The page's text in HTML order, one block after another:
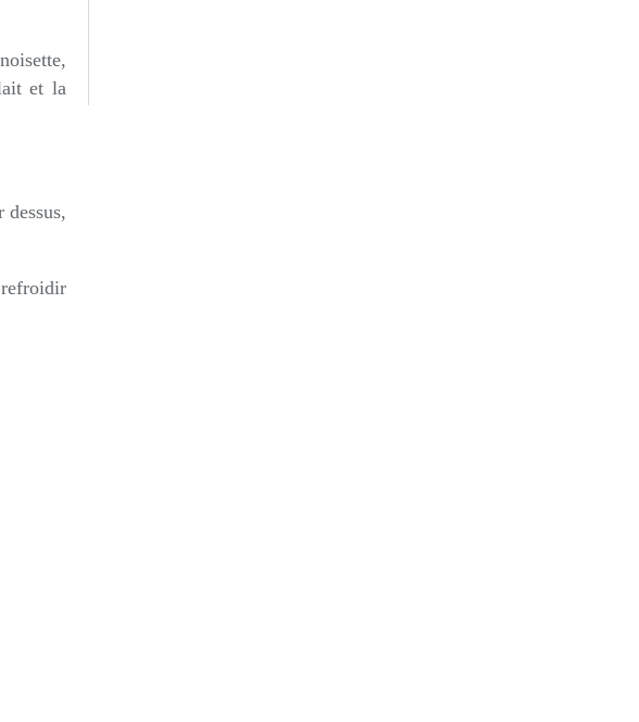
et la
refroidir